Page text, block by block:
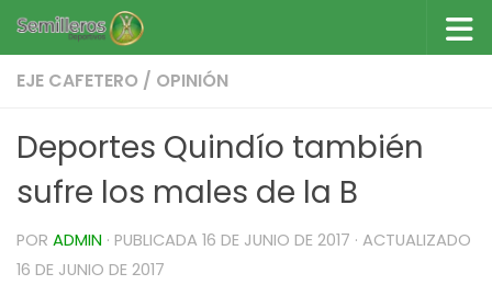
Saltar al contenido
EJE CAFETERO / OPINIÓN
Deportes Quindío también
sufre los males de la B
POR ADMIN · PUBLICADA 16 DE JUNIO DE 2017 · ACTUALIZADO
16 DE JUNIO DE 2017